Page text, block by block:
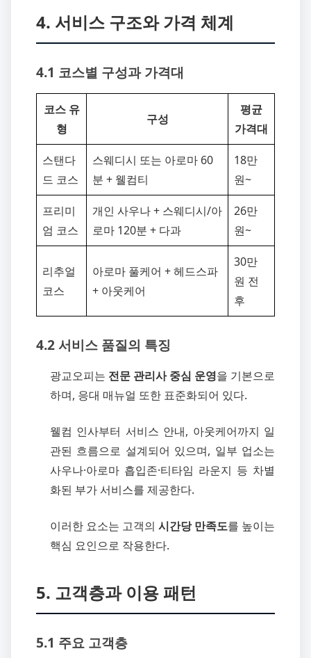
4. 서비스 구조와 가격 체계
4.1 코스별 구성과 가격대
코스 유
형
구성
평균
가격대
스탠다
드 코스
스웨디시 또는 아로마 60
분 + 웰컴티
18만
원~
프리미
엄 코스
개인 사우나 + 스웨디시/아
로마 120분 + 다과
26만
원~
리추얼
코스
아로마 풀케어 + 헤드스파
+ 아웃케어
30만
원 전
후
4.2 서비스 품질의 특징
광교오피는 전문 관리사 중심 운영을 기본으로
하며, 응대 매뉴얼 또한 표준화되어 있다.
웰컴 인사부터 서비스 안내, 아웃케어까지 일
관된 흐름으로 설계되어 있으며, 일부 업소는
사우나·아로마 흡입존·티타임 라운지 등 차별
화된 부가 서비스를 제공한다.
이러한 요소는 고객의 시간당 만족도를 높이는
핵심 요인으로 작용한다.
5. 고객층과 이용 패턴
5.1 주요 고객층